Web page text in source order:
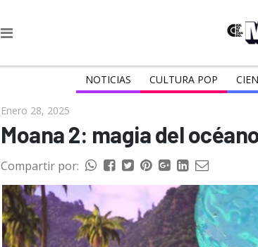
NOTICIAS CULTURA POP
Enero 28, 2025
Moana 2: magia del
Compartir por: